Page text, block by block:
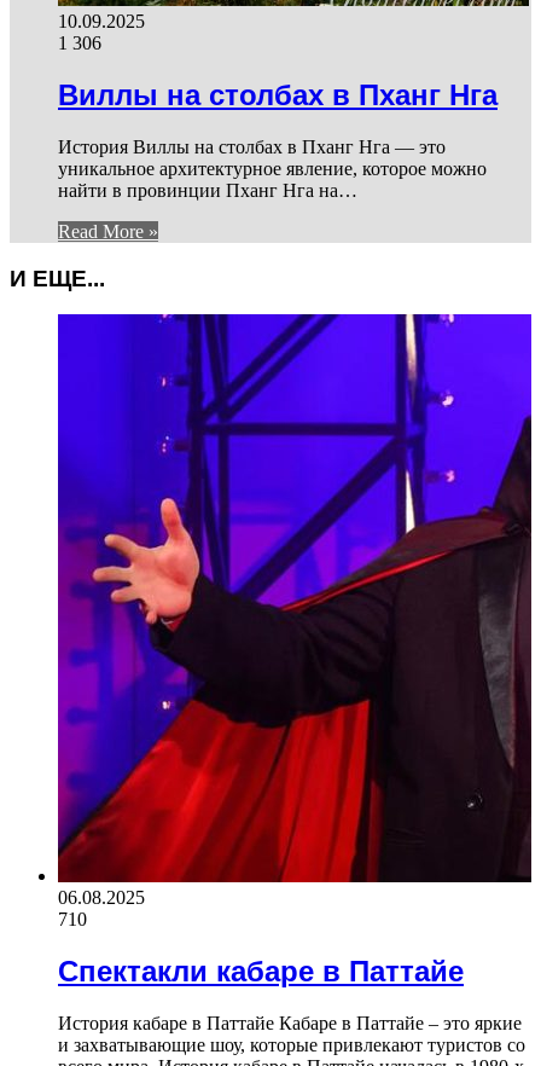
10.09.2025
1 306
Виллы на столбах в Пханг Нга
История Виллы на столбах в Пханг Нга — это
уникальное архитектурное явление, которое можно
найти в провинции Пханг Нга на…
Read More »
И ЕЩЕ...
06.08.2025
710
Спектакли кабаре в Паттайе
История кабаре в Паттайе Кабаре в Паттайе – это яркие
и захватывающие шоу, которые привлекают туристов со